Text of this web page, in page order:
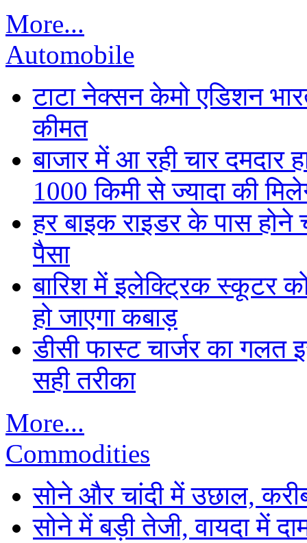
More...
Automobile
टाटा नेक्सन केमो एडिशन
कीमत
बाजार में आ रही चार दमदार
1000 किमी से ज्यादा की
हर बाइक राइडर के पास होने
पैसा
बारिश में इलेक्ट्रिक स्कूटर को
हो जाएगा कबाड़
डीसी फास्ट चार्जर का गलत
सही तरीका
More...
Commodities
सोने और चांदी में उछाल,
सोने में बड़ी तेजी, वायदा में